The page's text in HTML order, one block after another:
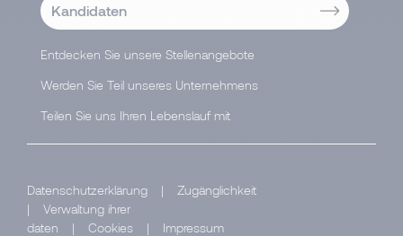
Kandidaten
Entdecken Sie unsere Stellenangebote
Werden Sie Teil unseres Unternehmens
Teilen Sie uns Ihren Lebenslauf mit
Datenschutzerklärung |
Zugänglichkeit
|
Verwaltung ihrer
daten
| Cookies |
Impressum